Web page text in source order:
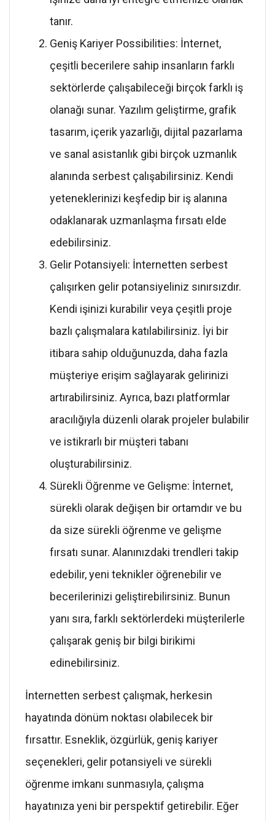
tanır.
Geniş Kariyer Possibilities: İnternet,
çeşitli becerilere sahip insanların farklı
sektörlerde çalışabileceği birçok farklı iş
olanağı sunar. Yazılım geliştirme, grafik
tasarım, içerik yazarlığı, dijital pazarlama
ve sanal asistanlık gibi birçok uzmanlık
alanında serbest çalışabilirsiniz. Kendi
yeteneklerinizi keşfedip bir iş alanına
odaklanarak uzmanlaşma fırsatı elde
edebilirsiniz.
Gelir Potansiyeli: İnternetten serbest
çalışırken gelir potansiyeliniz sınırsızdır.
Kendi işinizi kurabilir veya çeşitli proje
bazlı çalışmalara katılabilirsiniz. İyi bir
itibara sahip olduğunuzda, daha fazla
müşteriye erişim sağlayarak gelirinizi
artırabilirsiniz. Ayrıca, bazı platformlar
aracılığıyla düzenli olarak projeler bulabilir
ve istikrarlı bir müşteri tabanı
oluşturabilirsiniz.
Sürekli Öğrenme ve Gelişme: İnternet,
sürekli olarak değişen bir ortamdır ve bu
da size sürekli öğrenme ve gelişme
fırsatı sunar. Alanınızdaki trendleri takip
edebilir, yeni teknikler öğrenebilir ve
becerilerinizi geliştirebilirsiniz. Bunun
yanı sıra, farklı sektörlerdeki müşterilerle
çalışarak geniş bir bilgi birikimi
edinebilirsiniz.
İnternetten serbest çalışmak, herkesin
hayatında dönüm noktası olabilecek bir
fırsattır. Esneklik, özgürlük, geniş kariyer
seçenekleri, gelir potansiyeli ve sürekli
öğrenme imkanı sunmasıyla, çalışma
hayatınıza yeni bir perspektif getirebilir. Eğer